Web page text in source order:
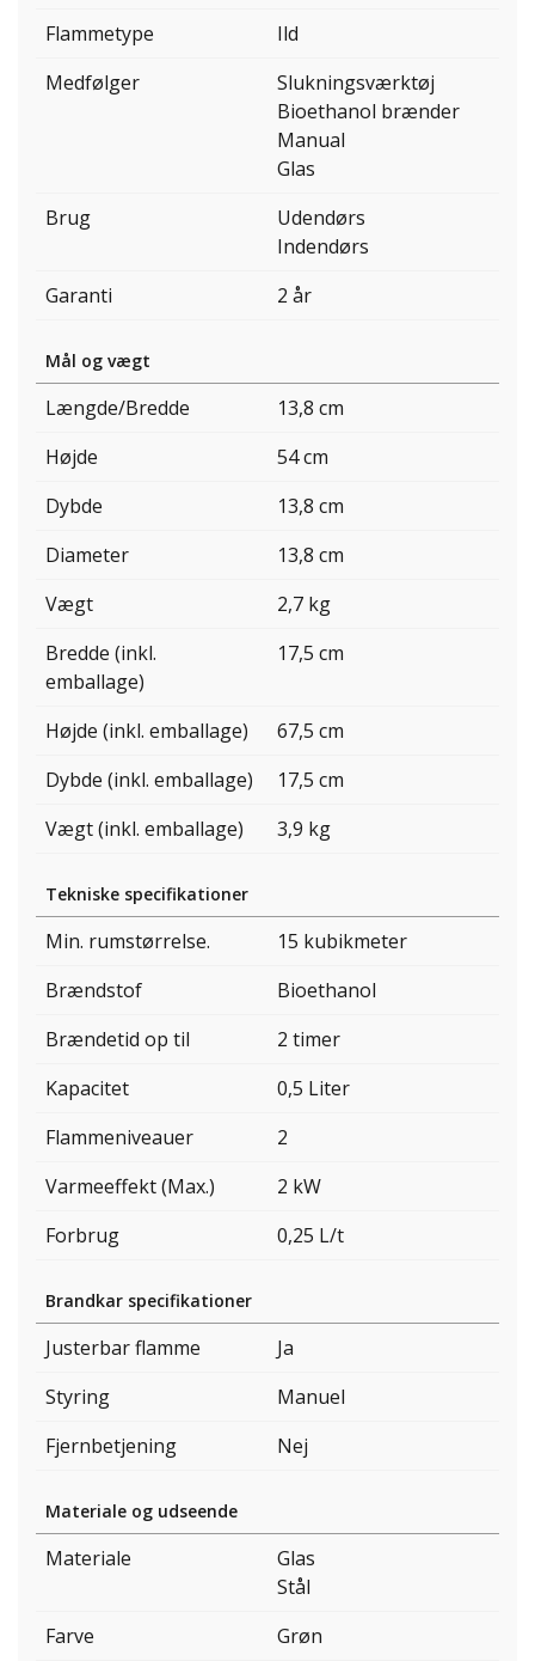
Flammetype
Ild
Medfølger
Slukningsværktøj
Bioethanol brænder
Manual
Glas
Brug
Udendørs
Indendørs
Garanti
2 år
Mål og vægt
Længde/Bredde
13,8 cm
Højde
54 cm
Dybde
13,8 cm
Diameter
13,8 cm
Vægt
2,7 kg
Bredde (inkl.
emballage)
17,5 cm
Højde (inkl. emballage)
67,5 cm
Dybde (inkl. emballage)
17,5 cm
Vægt (inkl. emballage)
3,9 kg
Tekniske specifikationer
Min. rumstørrelse.
15 kubikmeter
Brændstof
Bioethanol
Brændetid op til
2 timer
Kapacitet
0,5 Liter
Flammeniveauer
2
Varmeeffekt (Max.)
2 kW
Forbrug
0,25 L/t
Brandkar specifikationer
Justerbar flamme
Ja
Styring
Manuel
Fjernbetjening
Nej
Materiale og udseende
Materiale
Glas
Stål
Farve
Grøn